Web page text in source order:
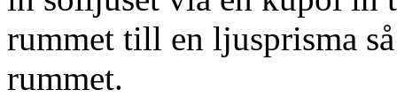
rummet till en ljusprisma
rummet.